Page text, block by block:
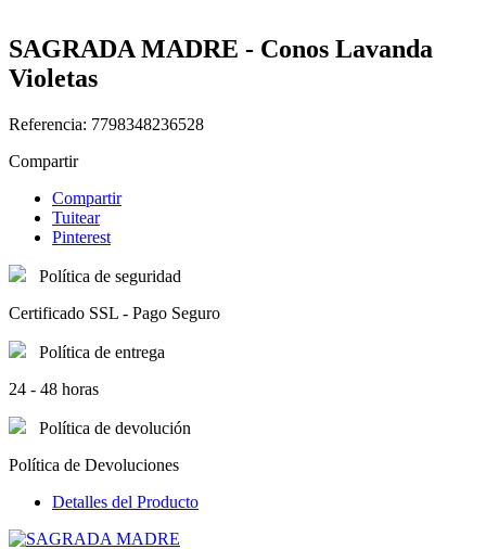
SAGRADA MADRE - Conos Lavanda
Violetas
Referencia: 7798348236528
Compartir
Compartir
Tuitear
Pinterest
Política de seguridad
Certificado SSL - Pago Seguro
Política de entrega
24 - 48 horas
Política de devolución
Política de Devoluciones
Detalles del Producto